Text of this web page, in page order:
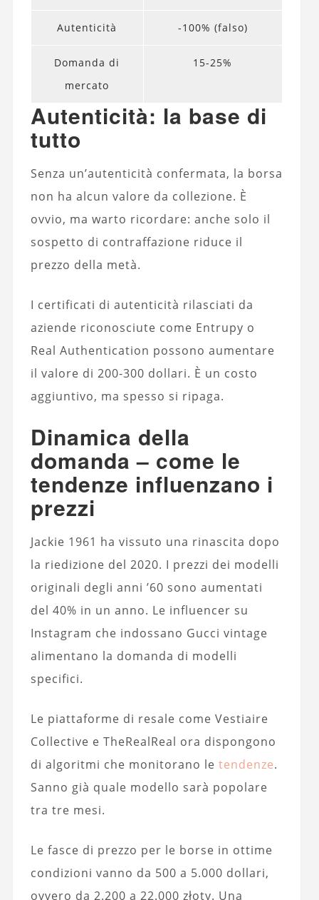
Autenticità -100% (falso)
Domanda di
mercato
15-25%
Autenticità: la base di
tutto
Senza un’autenticità confermata, la borsa
non ha alcun valore da collezione. È
ovvio, ma warto ricordare: anche solo il
sospetto di contraffazione riduce il
prezzo della metà.
I certificati di autenticità rilasciati da
aziende riconosciute come Entrupy o
Real Authentication possono aumentare
il valore di 200-300 dollari. È un costo
aggiuntivo, ma spesso si ripaga.
Dinamica della
domanda – come le
tendenze influenzano i
prezzi
Jackie 1961 ha vissuto una rinascita dopo
la riedizione del 2020. I prezzi dei modelli
originali degli anni ’60 sono aumentati
del 40% in un anno. Le influencer su
Instagram che indossano Gucci vintage
alimentano la domanda di modelli
specifici.
Le piattaforme di resale come Vestiaire
Collective e TheRealReal ora dispongono
di algoritmi che monitorano le tendenze.
Sanno già quale modello sarà popolare
tra tre mesi.
Le fasce di prezzo per le borse in ottime
condizioni vanno da 500 a 5.000 dollari,
ovvero da 2.200 a 22.000 złoty. Una